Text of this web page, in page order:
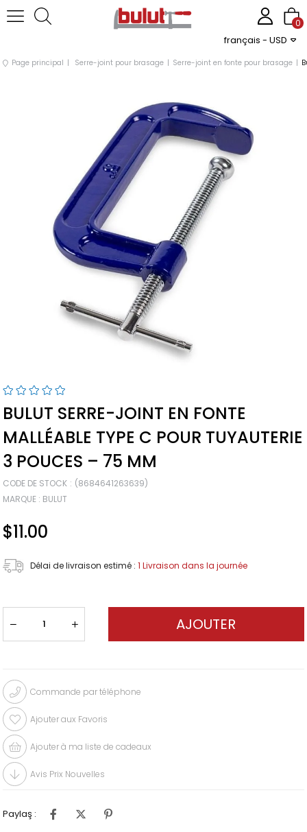
français - USD
0
Page principal Serre-joint pour brasage Serre-joint en fonte pour brasage
BULUT SERRE-JOINT EN FONTE
MALLÉABLE TYPE C POUR TUYAUTERIE
3 POUCES – 75 MM
CODE DE STOCK
(8684641263639)
MARQUE : BULUT
$11.00
Délai de livraison estimé : 1 Livraison dans la journée
Commande par téléphone
Ajouter aux Favoris
Ajouter à ma liste de cadeaux
Avis Prix Nouvelles
Paylaş :